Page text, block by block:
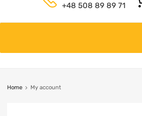
+48 508 89 89 71
Home My account